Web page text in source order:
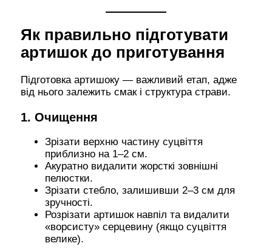
Як правильно підготувати
артишок до приготування
Підготовка артишоку — важливий етап, адже
від нього залежить смак і структура страви.
1. Очищення
Зрізати верхню частину суцвіття
приблизно на 1–2 см.
Акуратно видалити жорсткі зовнішні
пелюстки.
Зрізати стебло, залишивши 2–3 см для
зручності.
Розрізати артишок навпіл та видалити
«ворсисту» серцевину (якщо суцвіття
велике).